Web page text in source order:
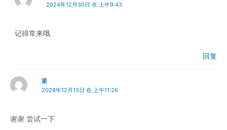
2024年12月30日 在 上午9:43
记得常来哦
回复
梁
2024年12月13日 在 上午11:26
谢谢 尝试一下